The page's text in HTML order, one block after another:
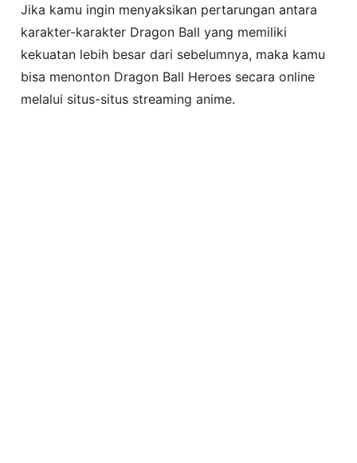
Jika kamu ingin menyaksikan pertarungan antara
karakter-karakter Dragon Ball yang memiliki
kekuatan lebih besar dari sebelumnya, maka kamu
bisa menonton Dragon Ball Heroes secara online
melalui situs-situs streaming anime.